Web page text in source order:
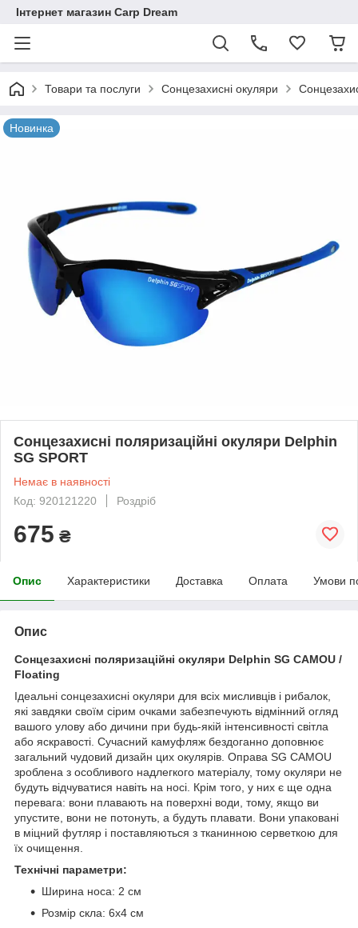
Інтернет магазин Carp Dream
Товари та послуги Сонцезахисні окуляри
Новинка
Сонцезахисні поляризаційні окуляри Delphin
SG SPORT
Немає в наявності
Код: 920121220
Роздріб
675 ₴
Опис Характеристики Доставка Оплата Умови
Опис
Сонцезахисні поляризаційні окуляри Delphin SG CAMOU /
Floating
Ідеальні сонцезахисні окуляри для всіх мисливців і рибалок,
які завдяки своїм сірим очками забезпечують відмінний огляд
вашого улову або дичини при будь-якій інтенсивності світла
або яскравості. Сучасний камуфляж бездоганно доповнює
загальний чудовий дизайн цих окулярів. Оправа SG CAMOU
зроблена з особливого надлегкого матеріалу, тому окуляри не
будуть відчуватися навіть на носі. Крім того, у них є ще одна
перевага: вони плавають на поверхні води, тому, якщо ви
упустите, вони не потонуть, а будуть плавати. Вони упаковані
в міцний футляр і поставляються з тканинною серветкою для
їх очищення.
Технічні параметри:
Ширина носа: 2 см
Розмір скла: 6х4 см